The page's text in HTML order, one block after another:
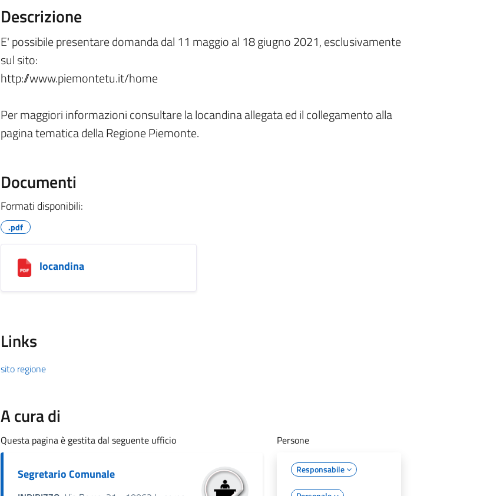
Descrizione
E' possibile presentare domanda dal 11 maggio al 18 giugno 2021, esclusivamente
sul sito:
http://www.piemontetu.it/home
Per maggiori informazioni consultare la locandina allegata ed il collegamento alla
pagina tematica della Regione Piemonte.
Documenti
Formati disponibili:
.pdf
locandina
Links
sito regione
A cura di
Questa pagina è gestita dal seguente ufficio
Segretario Comunale
Persone
Responsabile